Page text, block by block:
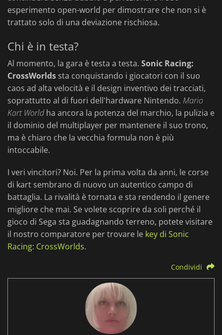
esperimento open-world per dimostrare che non si è
trattato solo di una deviazione rischiosa.
Chi è in testa?
Al momento, la gara è testa a testa. Sonic Racing:
CrossWorlds sta conquistando i giocatori con il suo
caos ad alta velocità e il design inventivo dei tracciati,
soprattutto al di fuori dell'hardware Nintendo. Mario
Kart Worldha ancora la potenza del marchio, la pulizia e
il dominio del multiplayer per mantenere il suo trono,
ma è chiaro che la vecchia formula non è più
intoccabile.
I veri vincitori? Noi. Per la prima volta da anni, le corse
di kart sembrano di nuovo un autentico campo di
battaglia. La rivalità è tornata e sta rendendo il genere
migliore che mai. Se volete scoprire da soli perché il
gioco di Sega sta guadagnando terreno, potete visitare
il nostro comparatore per trovare le key di Sonic
Racing: CrossWorlds.
Condividi